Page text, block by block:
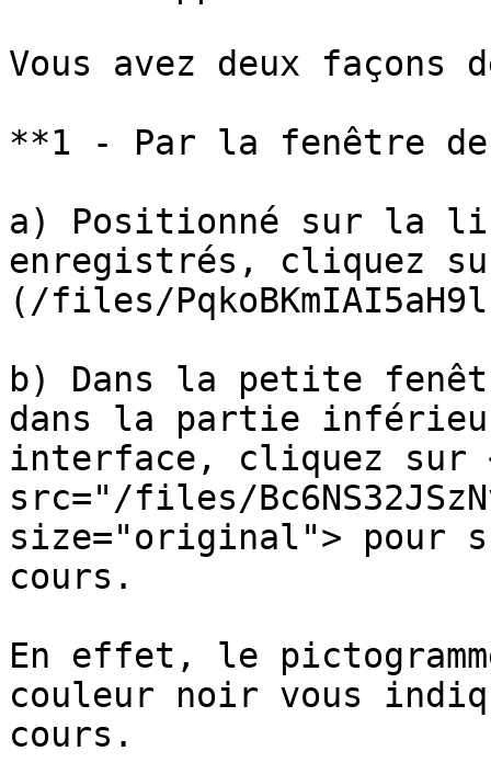
Vous avez deux
**1 - Par la fenêtre
a) Positionné sur la
enregistrés, cliquez
(/files/
b) Dans la petite
dans la partie
interface, cliquez sur
src="/files/
size="original"> pour
cours.
En effet, le
couleur noir vous
cours.